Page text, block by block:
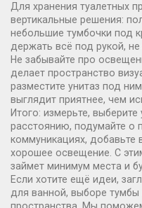
Для хранения туалетных
вертикальные решения:
небольшие тумбочки под
держать всё под рукой, не
Не забывайте про
делает пространство
разместите унитаз под
выглядит приятнее, чем
Итого: измерьте,
расстоянию, подумайте о
коммуникациях, добавьте
хорошее освещение. С
займет минимум места и
Если хотите ещё идеи,
для ванной, выборе тумбы